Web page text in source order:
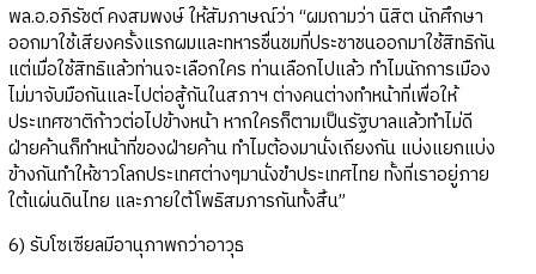
พล.อ.อภิรัชต์ คงสมพงษ์ ให้สัมภาษณ์ว่า “ผมถามว่า นิสิต นักศึกษา
ออกมาใช้เสียงครั้งแรกผมและทหารชื่นชมที่ประชาชนออกมาใช้สิทธิกัน
แต่เมื่อใช้สิทธิแล้วท่านจะเลือกใคร ท่านเลือกไปแล้ว ทำไมนักการเมือง
ไม่มาจับมือกันและไปต่อสู้กันในสภาฯ ต่างคนต่างทำหน้าที่เพื่อให้
ประเทศชาติก้าวต่อไปข้างหน้า หากใครก็ตามเป็นรัฐบาลแล้วทำไม่ดี
ฝ่ายค้านก็ทำหน้าที่ของฝ่ายค้าน ทำไมต้องมานั่งเถียงกัน แบ่งแยกแบ่ง
ข้างกันทำให้ชาวโลกประเทศต่างๆมานั่งขำประเทศไทย ทั้งที่เราอยู่ภาย
ใต้แผ่นดินไทย และภายใต้โพธิสมภารกันทั้งสิ้น”
6) รับโซเซียลมีอานุภาพกว่าอาวุธ